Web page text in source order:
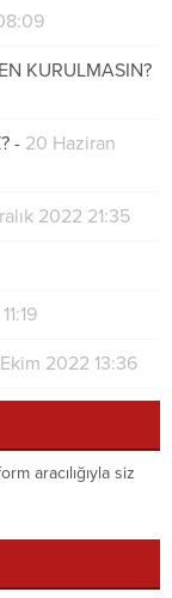
KURULMASIN?
- 20 Haziran
2022 21:35
2022 13:36
aracılığıyla siz